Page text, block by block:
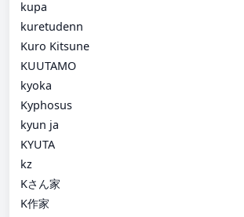
kupa
kuretudenn
Kuro Kitsune
KUUTAMO
kyoka
Kyphosus
kyun ja
KYUTA
kz
Kさん家
K作家